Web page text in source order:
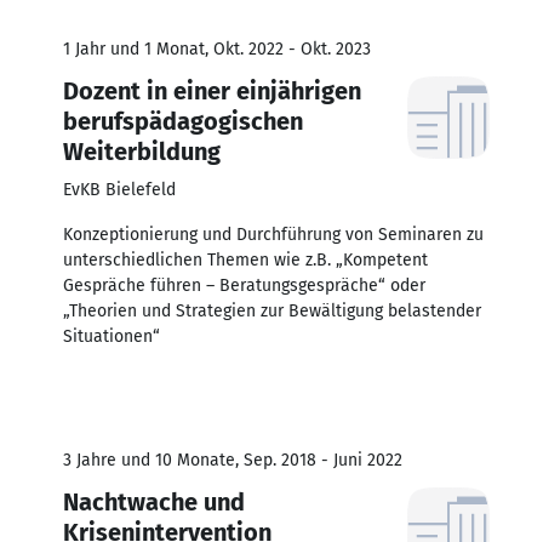
1 Jahr und 1 Monat, Okt. 2022 - Okt. 2023
Dozent in einer einjährigen
berufspädagogischen
Weiterbildung
EvKB Bielefeld
Konzeptionierung und Durchführung von Seminaren zu
unterschiedlichen Themen wie z.B. „Kompetent
Gespräche führen – Beratungsgespräche“ oder
„Theorien und Strategien zur Bewältigung belastender
Situationen“
3 Jahre und 10 Monate, Sep. 2018 - Juni 2022
Nachtwache und
Krisenintervention